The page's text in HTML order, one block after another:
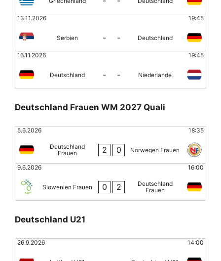
13.11.2026 19:45
Serbien - - Deutschland
16.11.2026 19:45
Deutschland - - Niederlande
Deutschland Frauen WM 2027 Quali
5.6.2026 18:35
Deutschland
Frauen
2 0 Norwegen Frauen
9.6.2026 16:00
Slowenien Frauen 0 2
Deutschland
Frauen
Deutschland U21
26.9.2026 14:00